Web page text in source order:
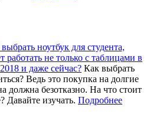
ноутбук для студента,
работать не только с таблицами в
и даже сейчас? Как выбрать
Ведь это покупка на долгие
должна безотказно. На что стоит
Давайте изучать. Подробнее